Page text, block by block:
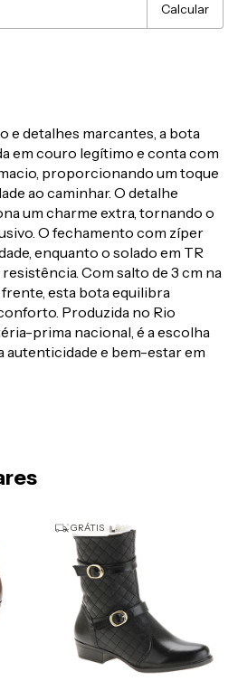
Calcular
e detalhes marcantes, a bota
em couro legítimo e conta com
proporcionando um toque
ao caminhar. O detalhe
um charme extra, tornando o
O fechamento com zíper
enquanto o solado em TR
Com salto de 3 cm na
esta bota equilibra
Produzida no Rio
prima nacional, é a escolha
autenticidade e bem-estar em
GRÁTIS